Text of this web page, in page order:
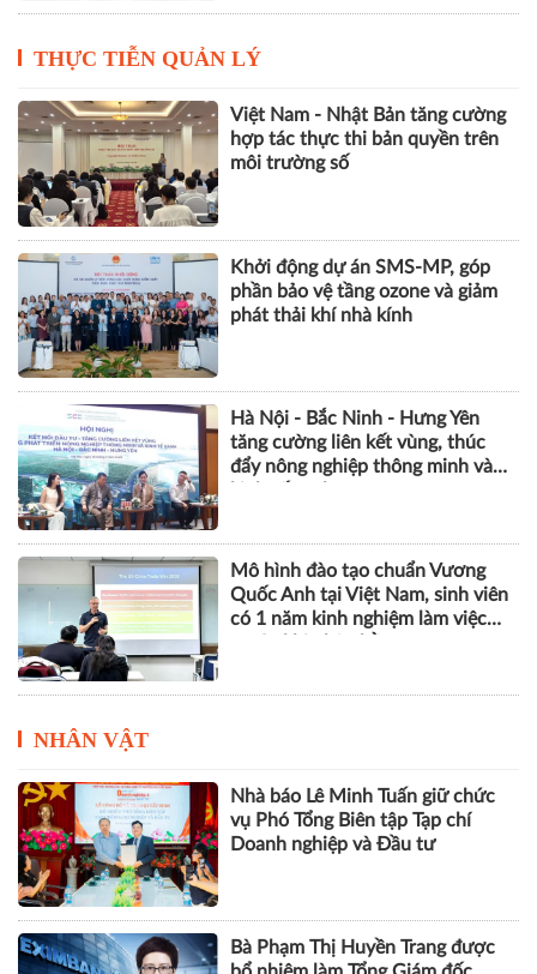
THỰC TIỄN QUẢN LÝ
Việt Nam - Nhật Bản tăng cường
hợp tác thực thi bản quyền trên
môi trường số
Khởi động dự án SMS-MP, góp
phần bảo vệ tầng ozone và giảm
phát thải khí nhà kính
Hà Nội - Bắc Ninh - Hưng Yên
tăng cường liên kết vùng, thúc
đẩy nông nghiệp thông minh và
Mô hình đào tạo chuẩn Vương
Quốc Anh tại Việt Nam, sinh viên
có 1 năm kinh nghiệm làm việc
NHÂN VẬT
Nhà báo Lê Minh Tuấn giữ chức
vụ Phó Tổng Biên tập Tạp chí
Doanh nghiệp và Đầu tư
Bà Phạm Thị Huyền Trang được